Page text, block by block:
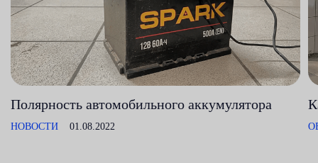
Полярность автомобильного аккумулятора
НОВОСТИ 01.08.2022